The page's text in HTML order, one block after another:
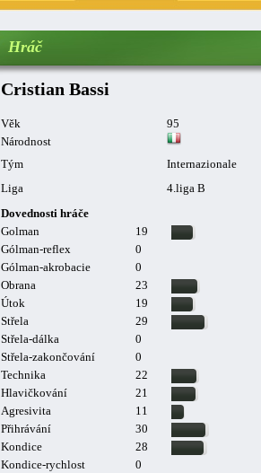
Hráč
Cristian Bassi
Věk 95
Národnost
Tým
Internazionale
Liga
4.liga B
Dovednosti hráče
Golman
19
Gólman-reflex
0
Gólman-akrobacie
0
Obrana
23
Útok
19
Střela
29
Střela-dálka
0
Střela-zakončování
0
Technika
22
Hlavičkování
21
Agresivita
11
Přihrávání
30
Kondice
28
Kondice-rychlost
0